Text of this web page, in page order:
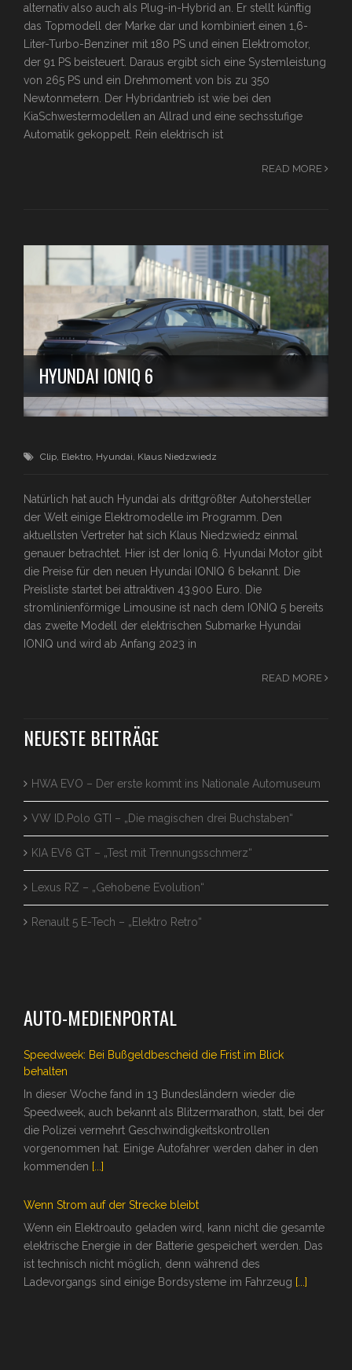
alternativ also auch als Plug-in-Hybrid an. Er stellt künftig
das Topmodell der Marke dar und kombiniert einen 1,6-
Liter-Turbo-Benziner mit 180 PS und einen Elektromotor,
der 91 PS beisteuert. Daraus ergibt sich eine Systemleistung
von 265 PS und ein Drehmoment von bis zu 350
Newtonmetern. Der Hybridantrieb ist wie bei den
KiaSchwestermodellen an Allrad und eine sechsstufige
Automatik gekoppelt. Rein elektrisch ist
READ MORE
HYUNDAI IONIQ 6
Clip Elektro Hyundai Klaus Niedzwiedz
Natürlich hat auch Hyundai als drittgrößter Autohersteller
der Welt einige Elektromodelle im Programm. Den
aktuellsten Vertreter hat sich Klaus Niedzwiedz einmal
genauer betrachtet. Hier ist der Ioniq 6. Hyundai Motor gibt
die Preise für den neuen Hyundai IONIQ 6 bekannt. Die
Preisliste startet bei attraktiven 43.900 Euro. Die
stromlinienförmige Limousine ist nach dem IONIQ 5 bereits
das zweite Modell der elektrischen Submarke Hyundai
IONIQ und wird ab Anfang 2023 in
READ MORE
NEUESTE BEITRÄGE
HWA EVO – Der erste kommt ins Nationale Automuseum
VW ID.Polo GTI – „Die magischen drei Buchstaben“
KIA EV6 GT – „Test mit Trennungsschmerz“
Lexus RZ – „Gehobene Evolution“
Renault 5 E-Tech – „Elektro Retro“
AUTO-MEDIENPORTAL
Speedweek: Bei Bußgeldbescheid die Frist im Blick
behalten
In dieser Woche fand in 13 Bundesländern wieder die
Speedweek, auch bekannt als Blitzermarathon, statt, bei der
die Polizei vermehrt Geschwindigkeitskontrollen
vorgenommen hat. Einige Autofahrer werden daher in den
kommenden [...]
Wenn Strom auf der Strecke bleibt
Wenn ein Elektroauto geladen wird, kann nicht die gesamte
elektrische Energie in der Batterie gespeichert werden. Das
ist technisch nicht möglich, denn während des
Ladevorgangs sind einige Bordsysteme im Fahrzeug [...]